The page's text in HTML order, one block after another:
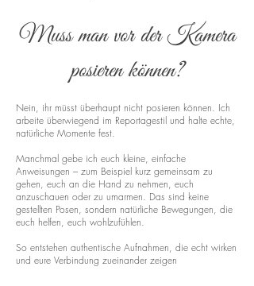
Muss man vor der Kamera
posieren können?
Nein, ihr müsst überhaupt nicht posieren können. Ich
arbeite überwiegend im Reportagestil und halte echte,
natürliche Momente fest.
Manchmal gebe ich euch kleine, einfache
Anweisungen – zum Beispiel kurz gemeinsam zu
gehen, euch an die Hand zu nehmen, euch
anzuschauen oder zu umarmen. Das sind keine
gestellten Posen, sondern natürliche Bewegungen, die
euch helfen, euch wohlzufühlen.
So entstehen authentische Aufnahmen, die echt wirken
und eure Verbindung zueinander zeigen